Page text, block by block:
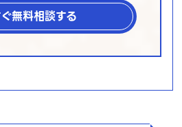
無料相談する